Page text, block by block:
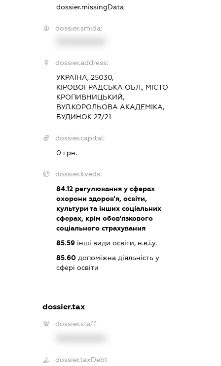
dossier.missingData
dossier.smida:
dossier.address:
УКРАЇНА, 25030,
КІРОВОГРАДСЬКА ОБЛ., МІСТО
КРОПИВНИЦЬКИЙ,
ВУЛ.КОРОЛЬОВА АКАДЕМІКА,
БУДИНОК 27/21
dossier.capital:
0 грн.
dossier.kveds:
84.12регулювання у сферах
охорони здоров'я, освіти,
культури та інших соціальних
сферах, крім обов'язкового
соціального страхування
85.59інші види освіти, н.в.і.у.
85.60допоміжна діяльність у
сфері освіти
dossier.tax
dossier.staff
dossier.taxDebt